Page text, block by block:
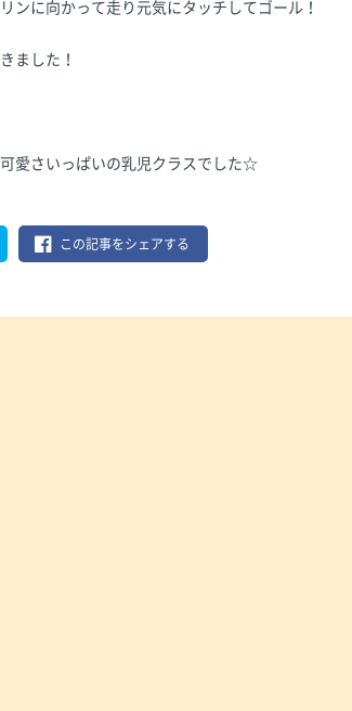
ンに向かって走り元気にタッチしてゴール！
ました！
愛さいっぱいの乳児クラスでした☆
この記事をシェアする